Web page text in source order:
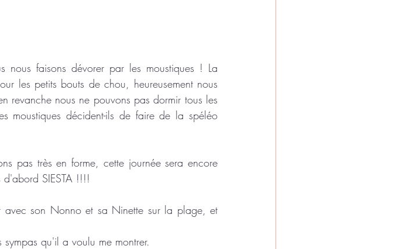
faisons dévorer par les moustiques ! La
les petits bouts de chou, heureusement nous
revanche nous ne pouvons pas dormir tous les
moustiques décident-ils de faire de la spéléo
pas très en forme, cette journée sera encore
SIESTA !!!!
avec son Nonno et sa Ninette sur la plage, et
qu'il a voulu me montrer.